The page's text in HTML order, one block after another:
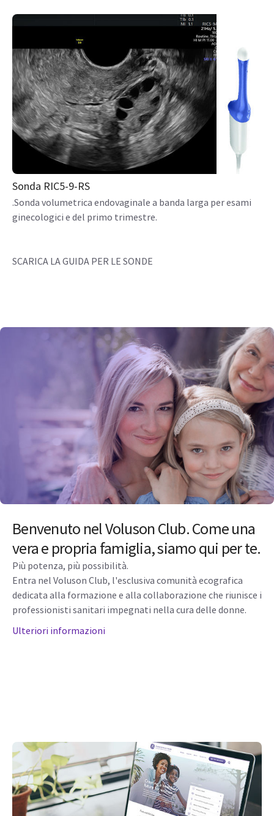
Sonda RIC5-9-RS
.Sonda volumetrica endovaginale a banda larga per esami
ginecologici e del primo trimestre.
SCARICA LA GUIDA PER LE SONDE
Benvenuto nel Voluson Club. Come una
vera e propria famiglia, siamo qui per te.
Più potenza, più possibilità.
Entra nel Voluson Club, l'esclusiva comunità ecografica
dedicata alla formazione e alla collaborazione che riunisce i
professionisti sanitari impegnati nella cura delle donne.
Ulteriori informazioni